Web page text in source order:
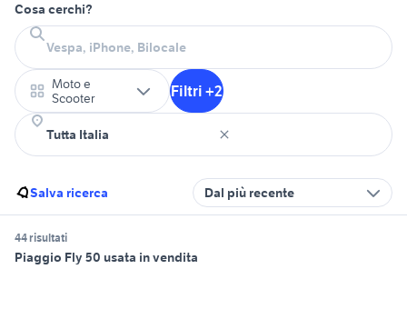
Cosa cerchi?
Moto e
Scooter
Filtri +2
Salva ricerca Dal più recente
44 risultati
Piaggio Fly 50 usata in vendita